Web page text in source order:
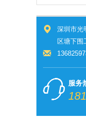
深圳市光
区塘下围
服务